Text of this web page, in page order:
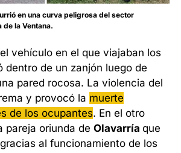
en una curva peligrosa del sector
la Ventana.
vehículo en el que viajaban los
dentro de un zanjón luego de
pared rocosa. La violencia del
y provocó la muerte
de los ocupantes. En el otro
pareja oriunda deOlavarríaque
al funcionamiento de los